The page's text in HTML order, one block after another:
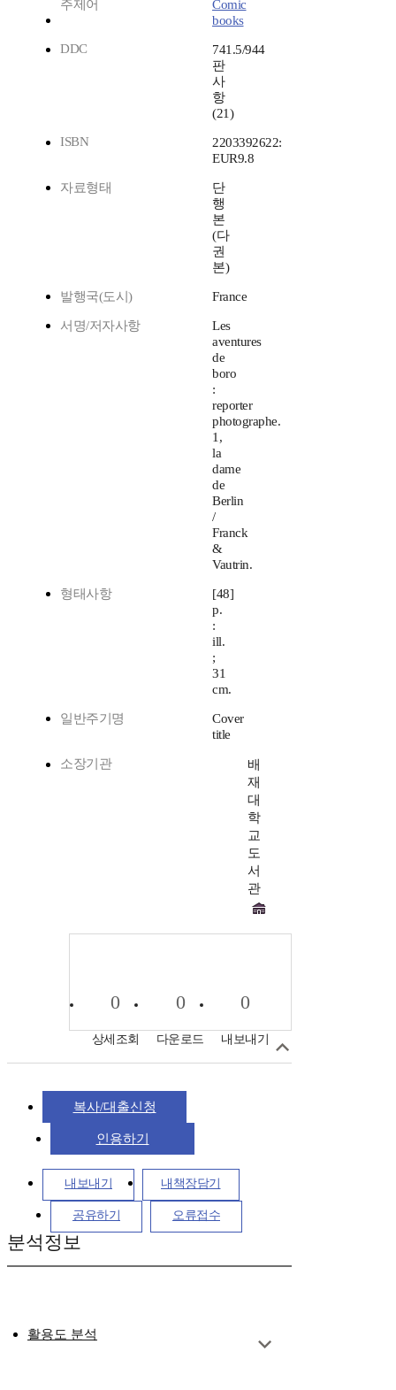
주제어
Comic
books
DDC
741.5/944
판
사
항
(21)
ISBN
2203392622:
EUR9.8
자료형태
단
행
본
(다
권
본)
발행국(도시) France
서명/저자사항
Les
aventures
de
boro
:
reporter
photographe.
1,
la
dame
de
Berlin
/
Franck
&
Vautrin.
형태사항
[48]
p.
:
ill.
;
31
cm.
일반주기명
Cover
title
소장기관
배
재
대
학
교
도
서
관
0
상세조회
0
다운로드
0
내보내기
복사/대출신청
인용하기
내보내기 내책장담기
공유하기 오류접수
분석정보
활용도 분석